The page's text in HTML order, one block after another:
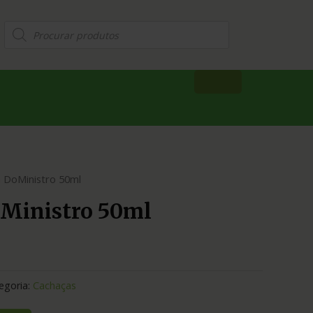
DoMinistro 50ml
50ml
Cachaças